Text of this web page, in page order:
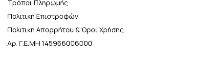
Τρόποι Πληρωμής
Πολιτική Επιστροφών
Πολιτική Απορρήτου & Όροι Χρήσης
Αρ. Γ.Ε.ΜΗ 145966006000